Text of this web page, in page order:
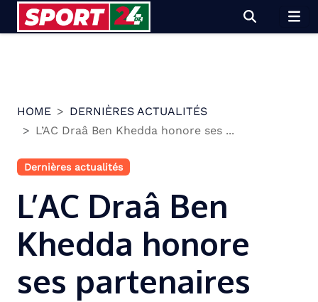
HOME
DERNIÈRES ACTUALITÉS
L’AC Draâ Ben Khedda honore ses ...
Dernières actualités
L’AC Draâ Ben
Khedda honore
ses partenaires